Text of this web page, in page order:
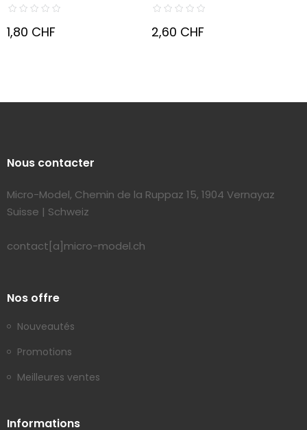
1,80 CHF 2,60 CHF
Nous contacter
Micro-Model, Chemin de la Ruppaz 15, 1904 Vernayaz
Suisse | Schweiz
contact[a]micro-model.ch
Nos offre
Nouveautés
Promotions
Meilleures ventes
Informations